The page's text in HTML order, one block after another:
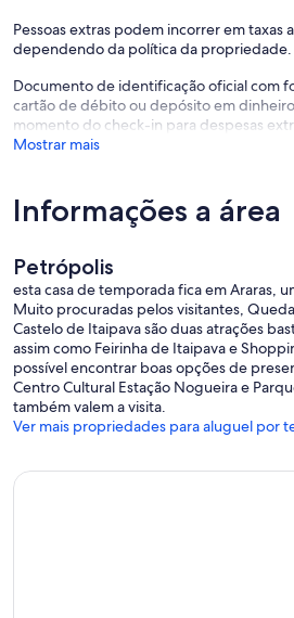
Pessoas extras podem incorrer em taxas
dependendo da política da propriedade.
Documento de identificação oficial com
cartão de débito ou depósito em
momento do check-in para despesas
Mostrar mais
Informações a área
Petrópolis
esta casa de temporada fica em Araras,
Muito procuradas pelos visitantes,
Castelo de Itaipava são duas atrações
assim como Feirinha de Itaipava e
possível encontrar boas opções de
Centro Cultural Estação Nogueira e
também valem a visita.
Ver mais propriedades para aluguel por